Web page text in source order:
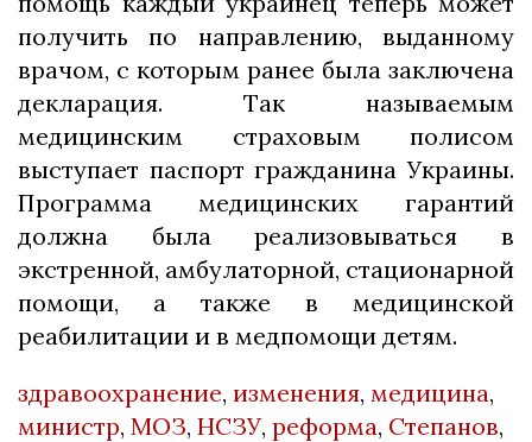
получить по направлению, выданному
врачом, с которым ранее была заключена
декларация. Так называемым
медицинским страховым полисом
выступает паспорт гражданина Украины.
Программа медицинских гарантий
должна была реализовываться в
экстренной, амбулаторной, стационарной
помощи, а также в медицинской
реабилитации и в медпомощи детям.
здравоохранение, изменения, медицина,
министр, МОЗ, НСЗУ, реформа, Степанов,